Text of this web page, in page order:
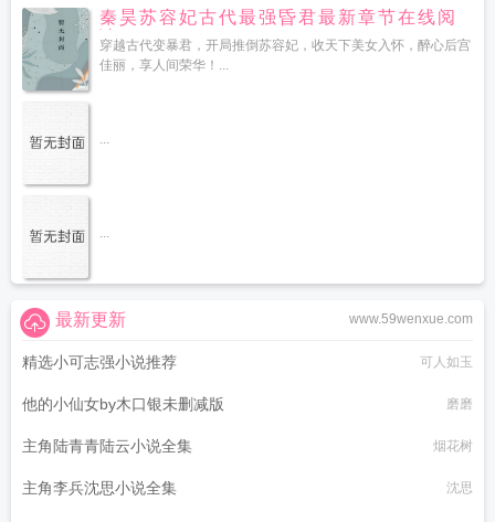
秦昊苏容妃古代最强昏君最新章节在线阅
读
穿越古代变暴君，开局推倒苏容妃，收天下美女入怀，醉心后宫
佳丽，享人间荣华！...
...
...
www.59wenxue.com
最新更新
精选小可志强小说推荐 可人如玉
他的小仙女by木口银未删减版 磨磨
主角陆青青陆云小说全集 烟花树
主角李兵沈思小说全集 沈思